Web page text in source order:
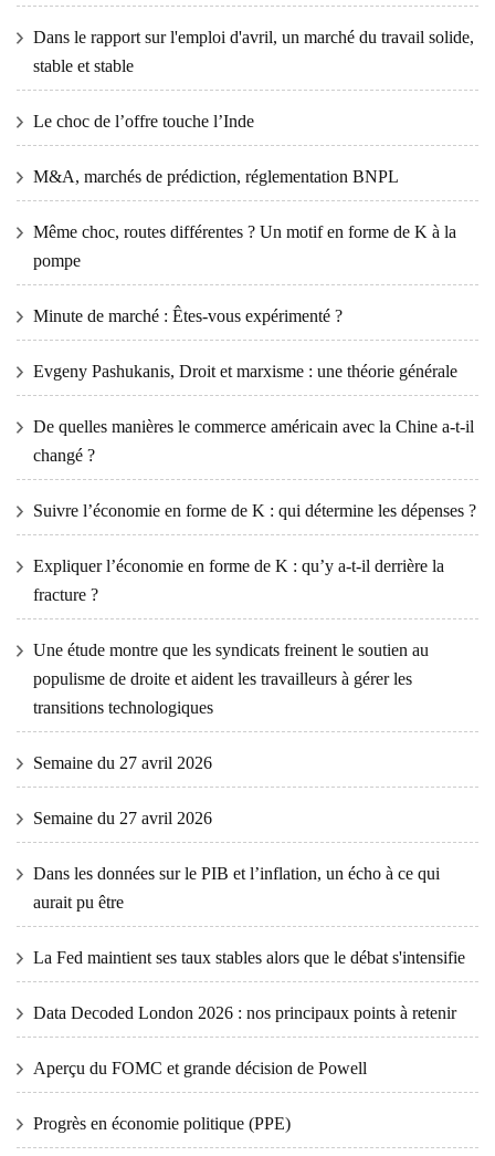
Dans le rapport sur l'emploi d'avril, un marché du travail solide,
stable et stable
Le choc de l’offre touche l’Inde
M&A, marchés de prédiction, réglementation BNPL
Même choc, routes différentes ? Un motif en forme de K à la
pompe
Minute de marché : Êtes-vous expérimenté ?
Evgeny Pashukanis, Droit et marxisme : une théorie générale
De quelles manières le commerce américain avec la Chine a-t-il
changé ?
Suivre l’économie en forme de K : qui détermine les dépenses ?
Expliquer l’économie en forme de K : qu’y a-t-il derrière la
fracture ?
Une étude montre que les syndicats freinent le soutien au
populisme de droite et aident les travailleurs à gérer les
transitions technologiques
Semaine du 27 avril 2026
Semaine du 27 avril 2026
Dans les données sur le PIB et l’inflation, un écho à ce qui
aurait pu être
La Fed maintient ses taux stables alors que le débat s'intensifie
Data Decoded London 2026 : nos principaux points à retenir
Aperçu du FOMC et grande décision de Powell
Progrès en économie politique (PPE)